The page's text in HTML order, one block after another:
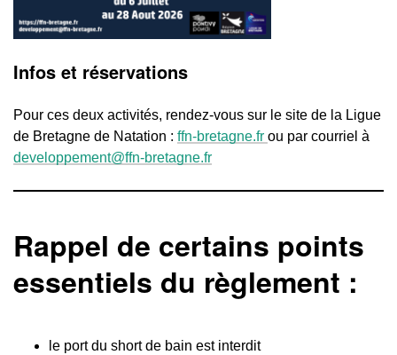
Infos et réservations
Pour ces deux activités, rendez-vous sur le site de la Ligue
de Bretagne de Natation : ffn-bretagne.fr ou par courriel à
developpement@ffn-bretagne.fr
Rappel de certains points
essentiels du règlement :
le port du short de bain est interdit